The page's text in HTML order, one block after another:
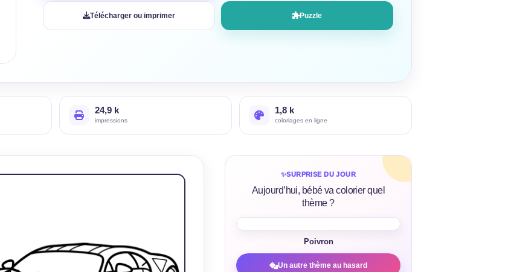
Télécharger ou imprimer Puzzle
24,9 k
impressions
1,8 k
coloriages en ligne
✨SURPRISE DU JOUR
Aujourd’hui, bébé va colorier quel
thème ?
Poivron
Un autre thème au hasard